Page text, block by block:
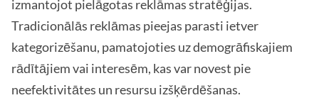
izmantojot pielāgotas reklāmas stratēģijas.
Tradicionālās reklāmas pieejas parasti ietver
kategorizēšanu, pamatojoties uz demogrāfiskajiem
rādītājiem vai interesēm, kas var novest pie
neefektivitātes un resursu izšķērdēšanas.